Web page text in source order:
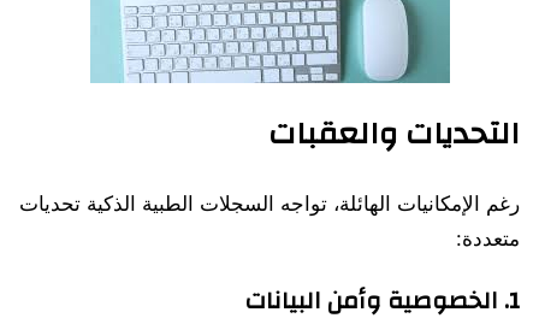
التحديات والعقبات
رغم الإمكانيات الهائلة، تواجه السجلات الطبية الذكية تحديات
متعددة:
1. الخصوصية وأمن البيانات